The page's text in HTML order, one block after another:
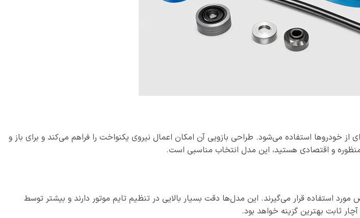
از خودروها استفاده می‌شود. طراحی بازویی آن امکان اعمال نیروی یکنواخت را فراهم می‌کند و برای باز و
و اقتصادی هستید، این مدل انتخاب مناسبی است.
استفاده قرار می‌گیرند. این مدل‌ها دقت بسیار بالایی در تنظیم تایم موتور دارند و بیشتر توسط
ثابت بهترین گزینه خواهد بود.